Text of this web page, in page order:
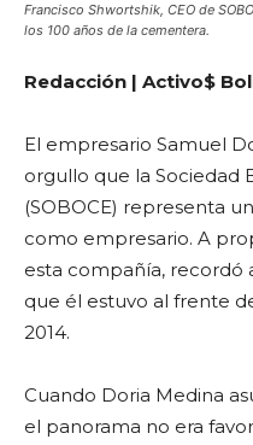
Francisco Shwortshik, CEO de
los 100 años de la cementera.
Redacción | Activo$
El empresario Samuel
orgullo que la Sociedad
(SOBOCE) representa
como empresario. A
esta compañía, recordó
que él estuvo al frente
2014.
Cuando Doria Medina
el panorama no era